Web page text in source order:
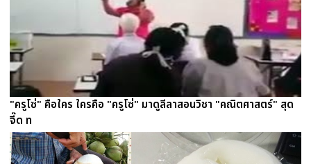
"ครูโซ่" คือใคร ใครคือ "ครูโซ่" มาดูลีลาสอนวิชา "คณิตศาสตร์" สุด
จี๊ด ท